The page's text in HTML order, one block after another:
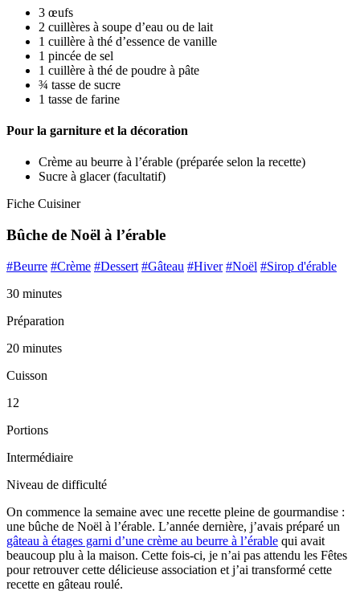
3 œufs
2 cuillères à soupe d’eau ou de lait
1 cuillère à thé d’essence de vanille
1 pincée de sel
1 cuillère à thé de poudre à pâte
¾ tasse de sucre
1 tasse de farine
Pour la garniture et la décoration
Crème au beurre à l’érable (préparée selon la recette)
Sucre à glacer (facultatif)
Fiche Cuisiner
Bûche de Noël à l’érable
#Beurre #Crème #Dessert #Gâteau #Hiver #Noël #Sirop d'érable
30 minutes
Préparation
20 minutes
Cuisson
12
Portions
Intermédiaire
Niveau de difficulté
On commence la semaine avec une recette pleine de gourmandise :
une bûche de Noël à l’érable. L’année dernière, j’avais préparé un
gâteau à étages garni d’une crème au beurre à l’érable qui avait
beaucoup plu à la maison. Cette fois-ci, je n’ai pas attendu les Fêtes
pour retrouver cette délicieuse association et j’ai transformé cette
recette en gâteau roulé.